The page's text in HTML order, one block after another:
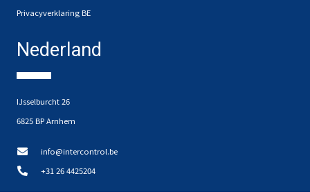
Privacyverklaring BE
Nederland
IJsselburcht 26
6825 BP Arnhem
info@intercontrol.be
+31 26 4425204